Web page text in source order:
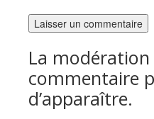
La
commentaire
d’apparaître.